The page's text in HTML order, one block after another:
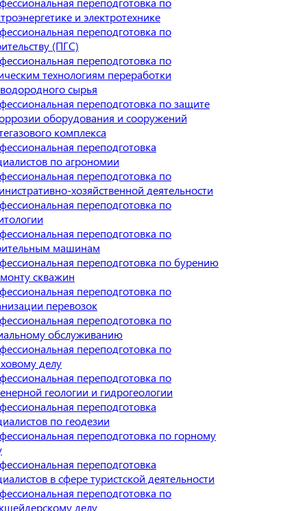
и электротехнике
переподготовка по
(ПГС)
переподготовка по
технологиям переработки
сырья
переподготовка по защите
оборудования и сооружений
комплекса
переподготовка
по агрономии
переподготовка по
хозяйственной деятельности
переподготовка по
переподготовка по
машинам
переподготовка по бурению
скважин
переподготовка по
перевозок
переподготовка по
обслуживанию
переподготовка по
делу
переподготовка по
геологии и гидрогеологии
переподготовка
по геодезии
переподготовка по горному
переподготовка
в сфере туристской деятельности
переподготовка по
делу